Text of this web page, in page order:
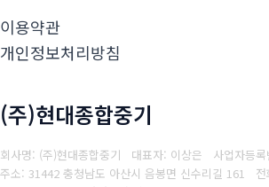
이용약관
개인정보처리방침
(주)현대종합중기
회사명: (주)현대종합중기 대표자: 이상은 사업자등
주소: 31442 충청남도 아산시 음봉면 신수리길 161